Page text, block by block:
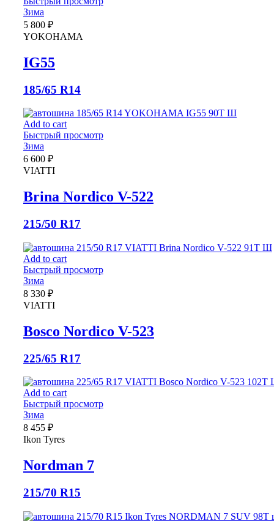
Зима
5 800 ₽
YOKOHAMA
IG55
185/65 R14
Add to cart
Быстрый просмотр
Зима
6 600 ₽
VIATTI
Brina Nordico V-522
215/50 R17
Add to cart
Быстрый просмотр
Зима
8 330 ₽
VIATTI
Bosco Nordico V-523
225/65 R17
Add to cart
Быстрый просмотр
Зима
8 455 ₽
Ikon Tyres
Nordman 7
215/70 R15